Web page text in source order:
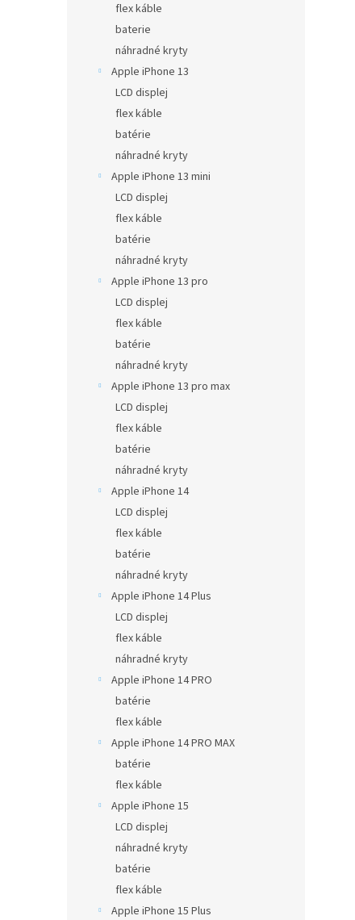
flex káble
baterie
náhradné kryty
Apple iPhone 13
LCD displej
flex káble
batérie
náhradné kryty
Apple iPhone 13 mini
LCD displej
flex káble
batérie
náhradné kryty
Apple iPhone 13 pro
LCD displej
flex káble
batérie
náhradné kryty
Apple iPhone 13 pro max
LCD displej
flex káble
batérie
náhradné kryty
Apple iPhone 14
LCD displej
flex káble
batérie
náhradné kryty
Apple iPhone 14 Plus
LCD displej
flex káble
náhradné kryty
Apple iPhone 14 PRO
batérie
flex káble
Apple iPhone 14 PRO MAX
batérie
flex káble
Apple iPhone 15
LCD displej
náhradné kryty
batérie
flex káble
Apple iPhone 15 Plus